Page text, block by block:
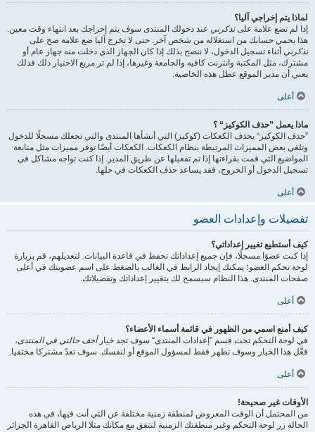
لماذا يتم إخراجي آليا؟
إذا لم تضع علامة علىتذكرني عند دخولك المنتدى سوف يتم إخراجك بعد انتهاء وقت معين.
هذا يحمي حسابك من استغلاله من شخص آخر. حتى لا تخرج آليا ضع علامة صح على
تذكرني أثناء تسجيل الدخول، لا ننصح بذلك إذا كان الجهاز الذي دخلت منه جهاز عام أو
مشترك، مثل المكتبة وانترنت كافيه والجامعة وغيرها، إذا لم تر مربع الاختيار ذلك فذلك
يعني أن مدير الموقع عطل هذه الخاصية.
أعلى
ماذا يعمل ”حذف الكوكيز“ ؟
”حذف الكوكيز“ يحذف الكعكات (كوكيز) التي أنشأها المنتدى والتي تجعلك مسجلًا للدخول
وتلغي بعض المميزات المرتبطة بنظام الكعكات. الكعكات أيضًا توفر مميزات مثل متابعة
المواضيع التي قمت بقراءتها إذا تم تفعيلها عن طريق المدير. إذا كنت تواجه مشاكل في
تسجيل الدخول أو الخروج، فقد يساعد حذف الكعكات في حلها.
أعلى
تفضيلات وإعدادات العضو
كيف أستطيع تغيير إعداداتي؟
إذا كنت عضوًا مسجلًا، فإن جميع إعداداتك تحفظ في قاعدة البيانات. لتعديلهم، قم بزيارة
لوحة تحكم العضو؛ يمكنك إيجاد الرابط في الغالب بالضغط على اسم عضويتك في أعلى
صفحات المنتدى. هذا النظام سيسمح لك بتغيير إعداداتك وتفضيلاتك.
أعلى
كيف أمنع اسمي من الظهور في قائمة أسماء الأعضاء؟
في لوحة التحكم تحت قسم ”إعدادات المنتدى“ سوف تجد خيارأخف حالتي في المنتدى،
فعَّل هذا الخيار وسوف تظهر فقط لمسؤول الموقع أو لنفسك. سوف تعدّ مشتركا مختفيا.
أعلى
الأوقات غير صحيحة!
من المحتمل أن الوقت المعروض لمنطقة زمنية مختلفة عن التي أنت فيها، في هذه
الحالة زر لوحة التحكم وغير منطقتك الزمنية لتتفق مع مكانك مثلا الرياض القاهرة الجزائر